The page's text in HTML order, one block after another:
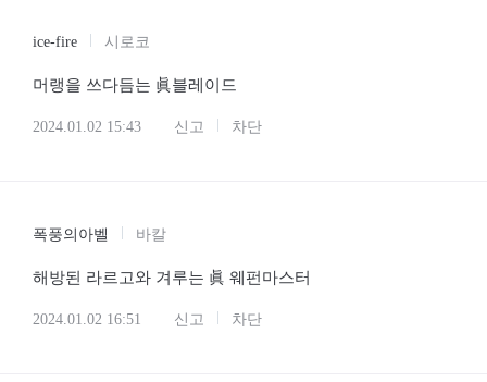
ice-fire 시로코
머랭을 쓰다듬는 眞블레이드
2024.01.02 15:43 신고 차단
폭풍의아벨 바칼
해방된 라르고와 겨루는 眞 웨펀마스터
2024.01.02 16:51 신고 차단